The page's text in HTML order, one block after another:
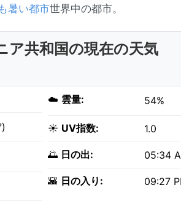
暑い都市世界中の都市。
ア共和国の現在の天気
☁️ 雲量: 54%
☀️ UV指数: 1.0
🌅 日の出: 05:34
🌇 日の入り: 09:27